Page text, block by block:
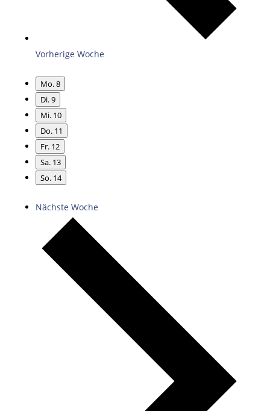
Vorherige Woche
Mo.8
Di.9
Mi. 10
Do. 11
Fr. 12
Sa. 13
So. 14
Nächste Woche